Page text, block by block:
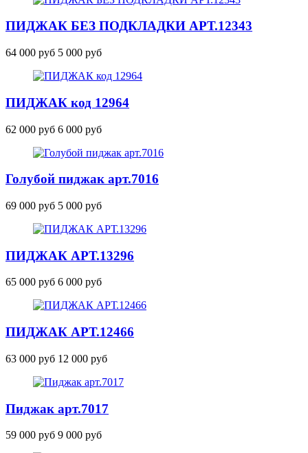
ПИДЖАК БЕЗ ПОДКЛАДКИ АРТ.12343
64 000 руб 5 000 руб
ПИДЖАК код 12964
62 000 руб 6 000 руб
Голубой пиджак арт.7016
69 000 руб 5 000 руб
ПИДЖАК АРТ.13296
65 000 руб 6 000 руб
ПИДЖАК АРТ.12466
63 000 руб 12 000 руб
Пиджак арт.7017
59 000 руб 9 000 руб